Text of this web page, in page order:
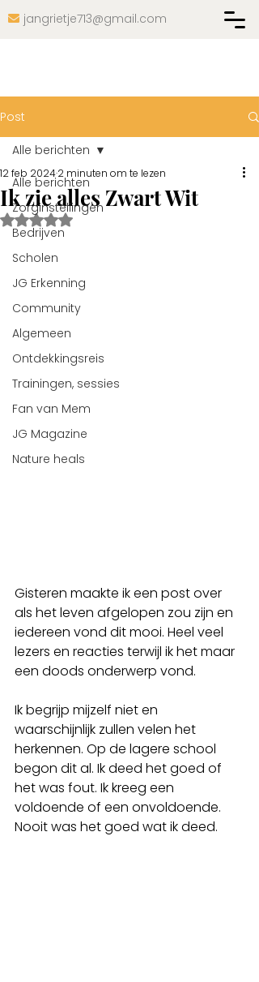
 jangrietje713@gmail.com
Post
Alle berichten
Zorginstellingen
Bedrijven
Scholen
JG Erkenning
Community
Algemeen
Ontdekkingsreis
Trainingen, sessies
Fan van Mem
JG Magazine
Nature heals
Alle berichten
Ik zie alles Zwart Wit
12 feb 20242 minuten om te lezen
Beoordeeld met NaN uit 5 sterren.
Gisteren maakte ik een post over
als het leven afgelopen zou zijn en
iedereen vond dit mooi. Heel veel
lezers en reacties terwijl ik het maar
een doods onderwerp vond.
Ik begrijp mijzelf niet en
waarschijnlijk zullen velen het
herkennen. Op de lagere school
begon dit al. Ik deed het goed of
het was fout. Ik kreeg een
voldoende of een onvoldoende.
Nooit was het goed wat ik deed.